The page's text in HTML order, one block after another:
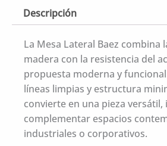
Descripción
La Mesa Lateral Baez combina
madera con la resistencia del
propuesta moderna y
líneas limpias y estructura
convierte en una pieza versátil,
complementar espacios
industriales o corporativos.